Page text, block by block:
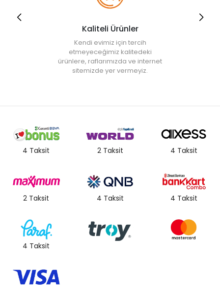
Kaliteli Ürünler
Kendi evimiz için tercih
etmeyeceğimiz kalitedeki
ürünlere, raflarımızda ve internet
sitemizde yer vermeyiz.
4 Taksit 2 Taksit 4 Taksit
2 Taksit 4 Taksit 4 Taksit
4 Taksit